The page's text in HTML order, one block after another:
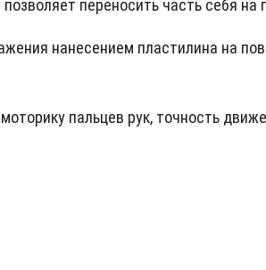
переносить часть себя на
нанесением пластилина на
пальцев рук, точность